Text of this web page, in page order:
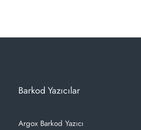
Barkod Yazıcılar
Argox Barkod Yazıcı